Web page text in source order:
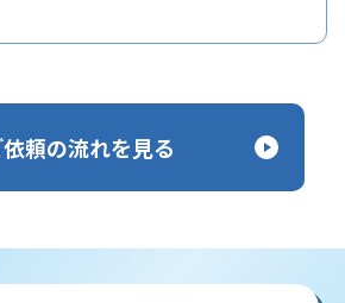
頼の流れを見る